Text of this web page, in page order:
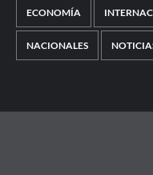
ECONOMÍA
NACIONALES